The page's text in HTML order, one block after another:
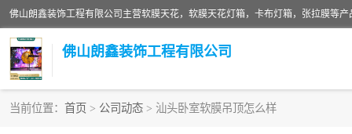
佛山朗鑫装饰工程有限公司
当前位置： 首页 > 公司动态 > 汕头卧室软膜吊顶怎么样